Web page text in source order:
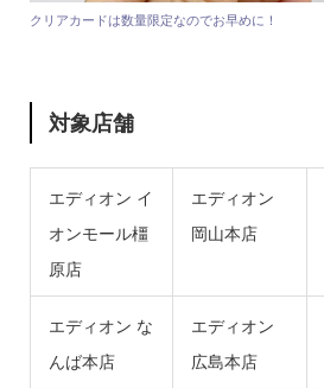
クリアカードは数量限定なのでお早めに！
対象店舗
エディオン イ
オンモール橿
原店
エディオン
岡山本店
エディオン な
んば本店
エディオン
広島本店